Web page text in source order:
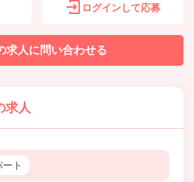
ログインして応募
求人に問い合わせる
求人
ート